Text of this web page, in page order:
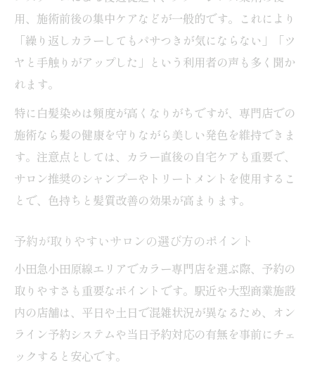
用、施術前後の集中ケアなどが一般的です。これにより
「繰り返しカラーしてもパサつきが気にならない」「ツ
ヤと手触りがアップした」という利用者の声も多く聞か
れます。
特に白髪染めは頻度が高くなりがちですが、専門店での
施術なら髪の健康を守りながら美しい発色を維持できま
す。注意点としては、カラー直後の自宅ケアも重要で、
サロン推奨のシャンプーやトリートメントを使用するこ
とで、色持ちと髪質改善の効果が高まります。
予約が取りやすいサロンの選び方のポイント
小田急小田原線エリアでカラー専門店を選ぶ際、予約の
取りやすさも重要なポイントです。駅近や大型商業施設
内の店舗は、平日や土日で混雑状況が異なるため、オン
ライン予約システムや当日予約対応の有無を事前にチェ
ックすると安心です。